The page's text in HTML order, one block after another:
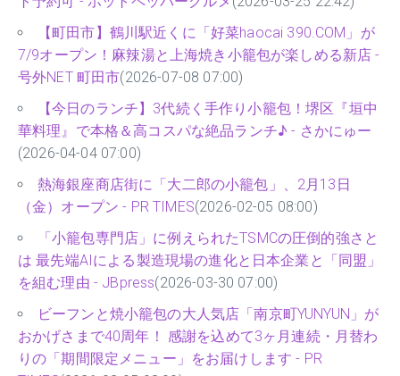
【町田市】鶴川駅近くに「好菜haocai 390.COM」が
7/9オープン！麻辣湯と上海焼き小籠包が楽しめる新店 -
号外NET 町田市(2026-07-08 07:00)
【今日のランチ】3代続く手作り小籠包！堺区『垣中
華料理』で本格＆高コスパな絶品ランチ♪ - さかにゅー
(2026-04-04 07:00)
熱海銀座商店街に「大二郎の小籠包」、2月13日
（金）オープン - PR TIMES(2026-02-05 08:00)
「小籠包専門店」に例えられたTSMCの圧倒的強さと
は 最先端AIによる製造現場の進化と日本企業と「同盟」
を組む理由 - JBpress(2026-03-30 07:00)
ビーフンと焼小籠包の大人気店「南京町YUNYUN」が
おかげさまで40周年！ 感謝を込めて3ヶ月連続・月替わ
りの「期間限定メニュー」をお届けします - PR